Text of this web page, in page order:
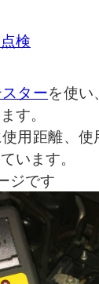
検
ターを使い
す。
用距離、使
います。
ジです